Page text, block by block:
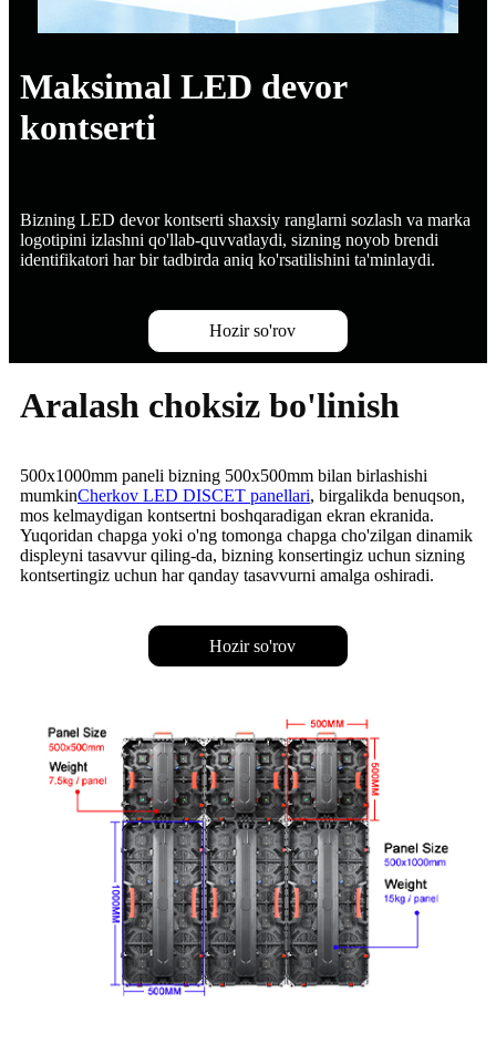
Maksimal LED devor
kontserti
Bizning LED devor kontserti shaxsiy ranglarni sozlash va marka
logotipini izlashni qo'llab-quvvatlaydi, sizning noyob brendi
identifikatori har bir tadbirda aniq ko'rsatilishini ta'minlaydi.
Hozir so'rov
Aralash choksiz bo'linish
500x1000mm paneli bizning 500x500mm bilan birlashishi
mumkinCherkov LED DISCET panellari, birgalikda benuqson,
mos kelmaydigan kontsertni boshqaradigan ekran ekranida.
Yuqoridan chapga yoki o'ng tomonga chapga cho'zilgan dinamik
displeyni tasavvur qiling-da, bizning konsertingiz uchun sizning
kontsertingiz uchun har qanday tasavvurni amalga oshiradi.
Hozir so'rov